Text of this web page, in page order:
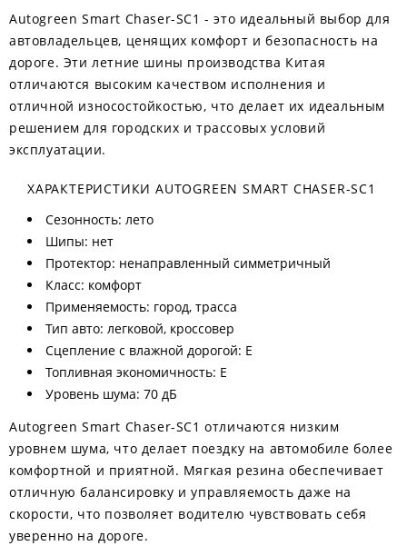
Autogreen Smart Chaser-SC1 - это идеальный выбор для
автовладельцев, ценящих комфорт и безопасность на
дороге. Эти летние шины производства Китая
отличаются высоким качеством исполнения и
отличной износостойкостью, что делает их идеальным
решением для городских и трассовых условий
эксплуатации.
ХАРАКТЕРИСТИКИ AUTOGREEN SMART CHASER-SC1
Сезонность: лето
Шипы: нет
Протектор: ненаправленный симметричный
Класс: комфорт
Применяемость: город, трасса
Тип авто: легковой, кроссовер
Сцепление с влажной дорогой: E
Топливная экономичность: E
Уровень шума: 70 дБ
Autogreen Smart Chaser-SC1 отличаются низким
уровнем шума, что делает поездку на автомобиле более
комфортной и приятной. Мягкая резина обеспечивает
отличную балансировку и управляемость даже на
скорости, что позволяет водителю чувствовать себя
уверенно на дороге.